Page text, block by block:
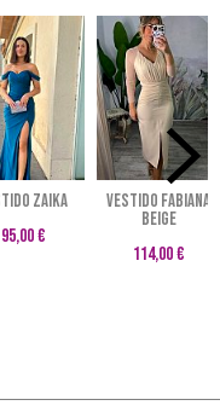
ZAIKA
95,00 €
VESTIDO FABIANA
BEIGE
114,00 €